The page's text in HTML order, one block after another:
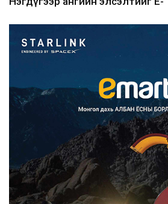
Францад иргэд рүү зөвшөөрөлгүй
сурталчилгааны дууд...
2026/08/07